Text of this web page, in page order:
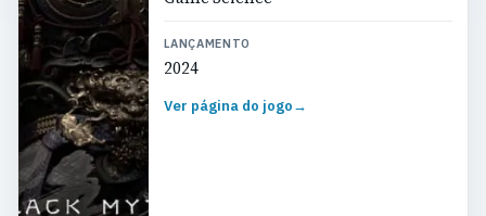
LANÇAMENTO
2024
Ver página do jogo→